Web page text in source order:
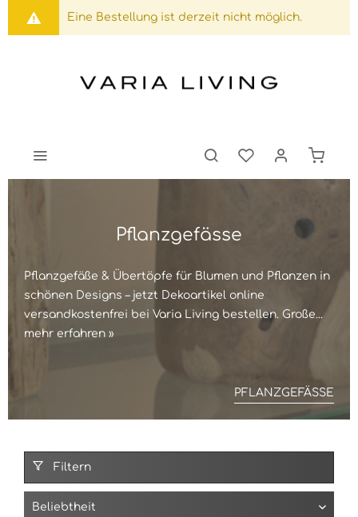
Eine Bestellung ist derzeit nicht möglich.
Pflanzgefässe
Pflanzgefäße & Übertöpfe für Blumen und Pflanzen in
schönen Designs – jetzt Dekoartikel online
versandkostenfrei bei Varia Living bestellen. Große...
mehr erfahren »
PFLANZGEFÄSSE
Filtern